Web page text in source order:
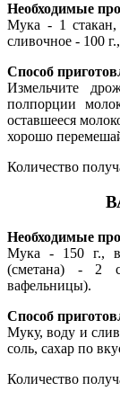
Необходимые
Мука - 1
сливочное - 100
Способ
Измельчите
полпорции
оставшееся
хорошо
Количество
Необходимые
Мука - 150 г.,
(сметана) - 2
вафельницы).
Способ
Муку, воду и
соль, сахар по
Количество